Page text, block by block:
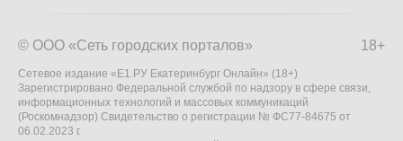
18+
© ООО «Сеть городских порталов»
Сетевое издание «Е1.РУ Екатеринбург Онлайн» (18+)
Зарегистрировано Федеральной службой по надзору в сфере связи,
информационных технологий и массовых коммуникаций
(Роскомнадзор) Свидетельство о регистрации № ФС77-84675 от
06.02.2023 г.